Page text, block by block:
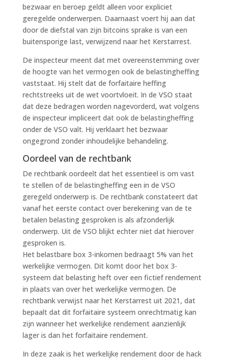
bezwaar en beroep geldt alleen voor expliciet
geregelde onderwerpen. Daarnaast voert hij aan dat
door de diefstal van zijn bitcoins sprake is van een
buitensporige last, verwijzend naar het Kerstarrest.
De inspecteur meent dat met overeenstemming over
de hoogte van het vermogen ook de belastingheffing
vaststaat. Hij stelt dat de forfaitaire heffing
rechtstreeks uit de wet voortvloeit. In de VSO staat
dat deze bedragen worden nagevorderd, wat volgens
de inspecteur impliceert dat ook de belastingheffing
onder de VSO valt. Hij verklaart het bezwaar
ongegrond zonder inhoudelijke behandeling.
Oordeel van de rechtbank
De rechtbank oordeelt dat het essentieel is om vast
te stellen of de belastingheffing een in de VSO
geregeld onderwerp is. De rechtbank constateert dat
vanaf het eerste contact over berekening van de te
betalen belasting gesproken is als afzonderlijk
onderwerp. Uit de VSO blijkt echter niet dat hierover
gesproken is.
Het belastbare box 3-inkomen bedraagt 5% van het
werkelijke vermogen. Dit komt door het box 3-
systeem dat belasting heft over een fictief rendement
in plaats van over het werkelijke vermogen. De
rechtbank verwijst naar het Kerstarrest uit 2021, dat
bepaalt dat dit forfaitaire systeem onrechtmatig kan
zijn wanneer het werkelijke rendement aanzienlijk
lager is dan het forfaitaire rendement.
In deze zaak is het werkelijke rendement door de hack